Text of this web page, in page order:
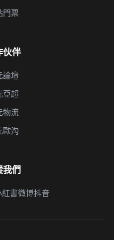
門票
伙伴
論壇
亞超
物流
歐淘
我們
紅書微博抖音